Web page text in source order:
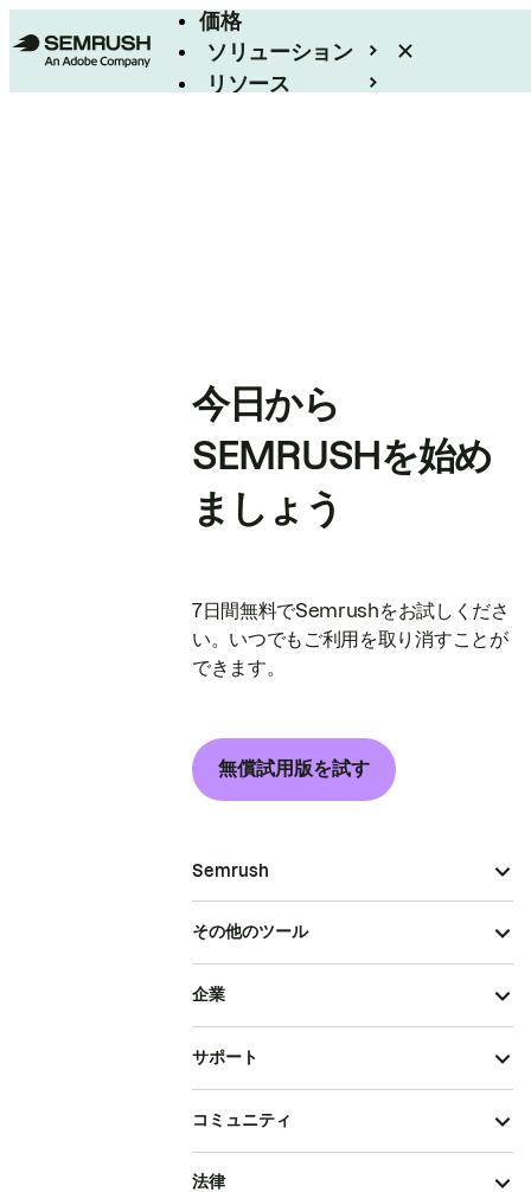
価格
ソリューション
リソース
今日から
SEMRUSHを始め
ましょう
7日間無料でSemrushをお試しくださ
い。いつでもご利用を取り消すことが
できます。
無償試用版を試す
Semrush
その他のツール
企業
サポート
コミュニティ
法律